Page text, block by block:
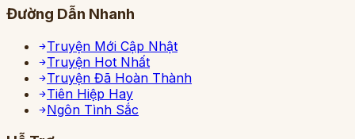
Đường Dẫn Nhanh
Truyện Mới Cập Nhật
Truyện Hot Nhất
Truyện Đã Hoàn Thành
Tiên Hiệp Hay
Ngôn Tình Sắc